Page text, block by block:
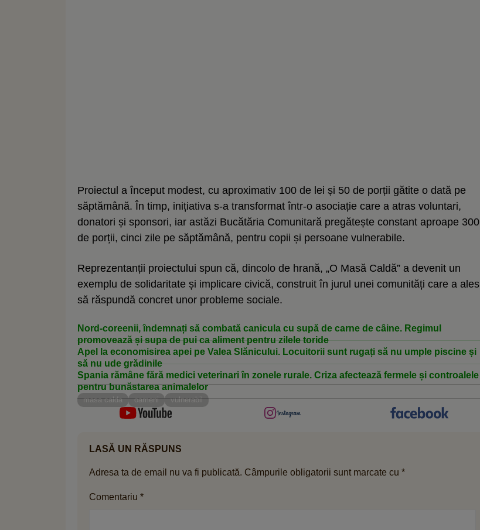
Proiectul a început modest, cu aproximativ 100 de lei și 50 de porții gătite o dată pe
săptămână. În timp, inițiativa s-a transformat într-o asociație care a atras voluntari,
donatori și sponsori, iar astăzi Bucătăria Comunitară pregătește constant aproape 300
de porții, cinci zile pe săptămână, pentru copii și persoane vulnerabile.
Reprezentanții proiectului spun că, dincolo de hrană, „O Masă Caldă” a devenit un
exemplu de solidaritate și implicare civică, construit în jurul unei comunități care a ales
să răspundă concret unor probleme sociale.
Nord-coreenii, îndemnați să combată canicula cu supă de carne de câine. Regimul
promovează și supa de pui ca aliment pentru zilele toride
Apel la economisirea apei pe Valea Slănicului. Locuitorii sunt rugați să nu umple piscine și
să nu ude grădinile
Spania rămâne fără medici veterinari în zonele rurale. Criza afectează fermele și controalele
pentru bunăstarea animalelor
masa calda oameni vulnerabil
LASĂ UN RĂSPUNS
Adresa ta de email nu va fi publicată. Câmpurile obligatorii sunt marcate cu *
Comentariu *